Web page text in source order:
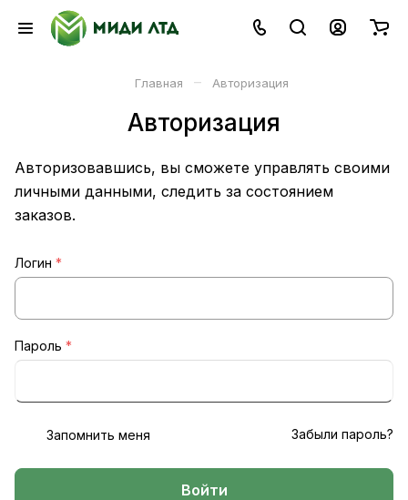
Главная – Авторизация
Авторизация
Авторизовавшись, вы сможете управлять своими
личными данными, следить за состоянием
заказов.
Логин *
Пароль *
Запомнить меня Забыли пароль?
Войти